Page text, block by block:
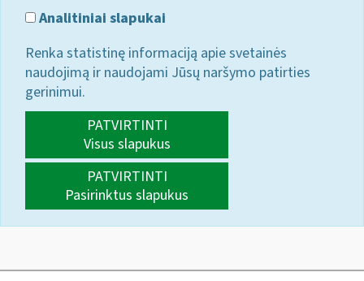
Analitiniai slapukai
Renka statistinę informaciją apie svetainės
naudojimą ir naudojami Jūsų naršymo patirties
gerinimui.
PATVIRTINTI
Visus slapukus
PATVIRTINTI
Pasirinktus slapukus